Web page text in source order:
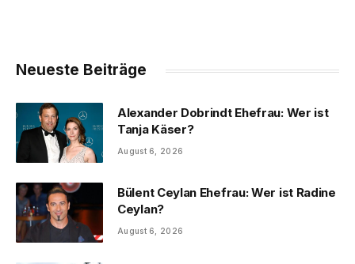
Neueste Beiträge
Alexander Dobrindt Ehefrau: Wer ist
Tanja Käser?
August 6, 2026
Bülent Ceylan Ehefrau: Wer ist Radine
Ceylan?
August 6, 2026